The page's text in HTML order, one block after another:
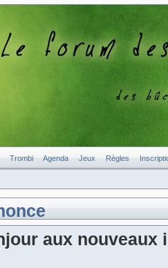
Trombi Agenda Jeux Règles
aux nouveaux